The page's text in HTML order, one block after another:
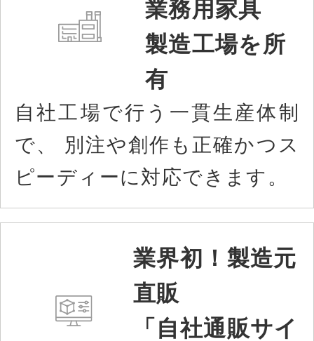
業務用家具
製造工場を所
有
自社工場で行う一貫生産体制
で、 別注や創作も正確かつス
ピーディーに対応できます。
業界初！製造元
直販
「自社通販サイ